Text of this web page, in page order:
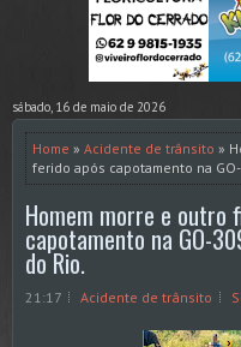
sábado, 16 de maio de 2026
Home » Acidente de trânsito »
ferido após capotamento na
Homem morre e outro
capotamento na GO-
do Rio.
21:17 Acidente de trânsito